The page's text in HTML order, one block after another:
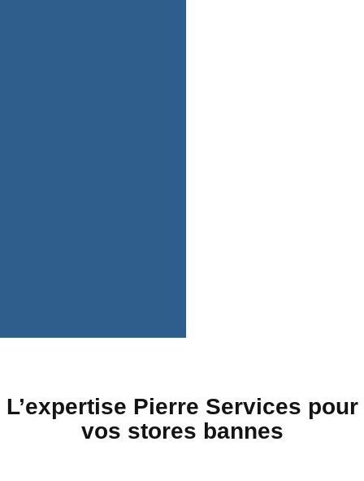
L’expertise Pierre Services pour
vos stores bannes